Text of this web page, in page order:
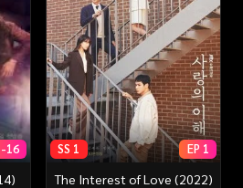
16 SS 1 EP 1
The Interest of Love (2022)